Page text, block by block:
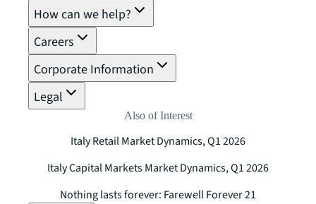
How can we help?
Careers
Corporate Information
Legal
Also of Interest
Italy Retail Market Dynamics, Q1 2026
Italy Capital Markets Market Dynamics, Q1 2026
Nothing lasts forever: Farewell Forever 21